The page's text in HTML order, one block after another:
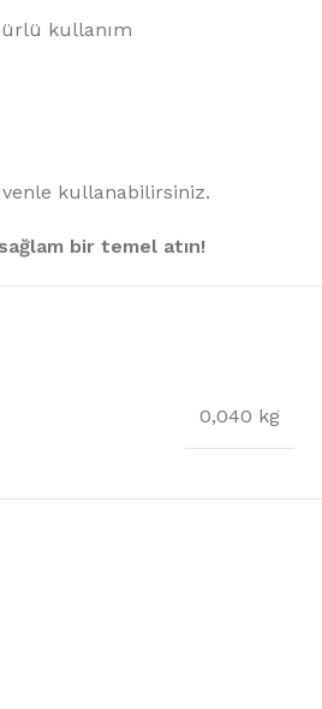
kullanım
kullanabilirsiniz.
bir temel atın!
0,040 kg